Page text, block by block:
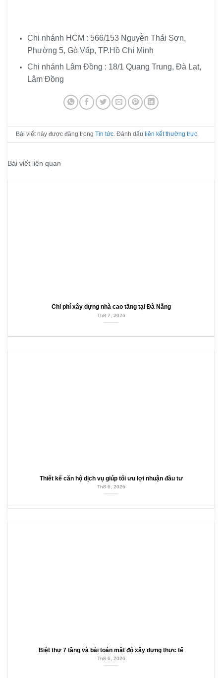
Chi nhánh HCM : 566/153 Nguyễn Thái Sơn,
Phường 5, Gò Vấp, TP.Hồ Chí Minh
Chi nhánh Lâm Đồng : 18/1 Quang Trung, Đà Lạt,
Lâm Đồng
Bài viết này được đăng trongTin tức . Đánh dấu liên kết thường trực
Bài viết liên quan
Chi phí xây dựng nhà cao tầng tại Đà Nẵng
Th8 7, 2026
Thiết kế căn hộ dịch vụ giúp tối ưu lợi nhuận đầu tư
Th8 6, 2026
Biệt thự 7 tầng và bài toán mật độ xây dựng thực tế
Th8 6, 2026